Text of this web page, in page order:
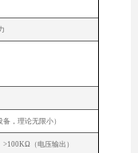
90%FS）
，理论无限小）
（电压输出）